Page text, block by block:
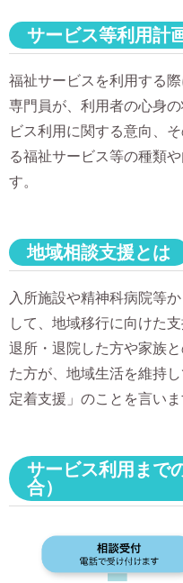
サービス等利用計
福祉サービスを利用する
専門員が、利用者の心身
ビス利用に関する意向、
る福祉サービス等の種類
す。
地域相談支援とは
入所施設や精神科病院等
して、地域移行に向けた
退所・退院した方や家族
た方が、地域生活を維持
定着支援」のことを言いま
サービス利用まで
合）